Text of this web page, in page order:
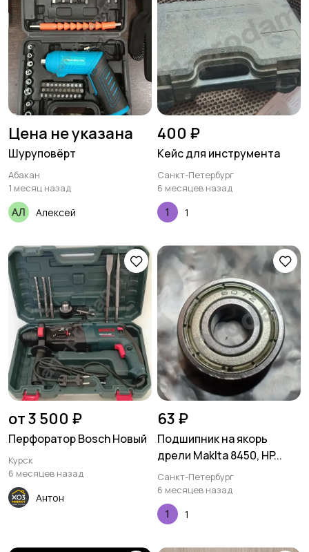
Цена не указана
Шуруповёрт
Абакан
1 месяц назад
Алексей
400 ₽
Кейс для инструмента
Санкт-Петербург
6 месяцев назад
1
от 3 500 ₽
Перфоратор Bosch Новый
Курск
6 месяцев назад
Антон
63 ₽
Подшипник на якорь
дрели Maklta 8450, HP...
Санкт-Петербург
6 месяцев назад
1